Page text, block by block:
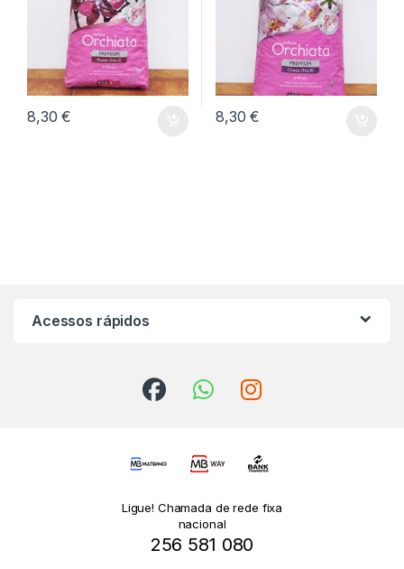
8,30€ 8,30€
Acessos rápidos
Ligue! Chamada de rede fixa
nacional
256 581 080